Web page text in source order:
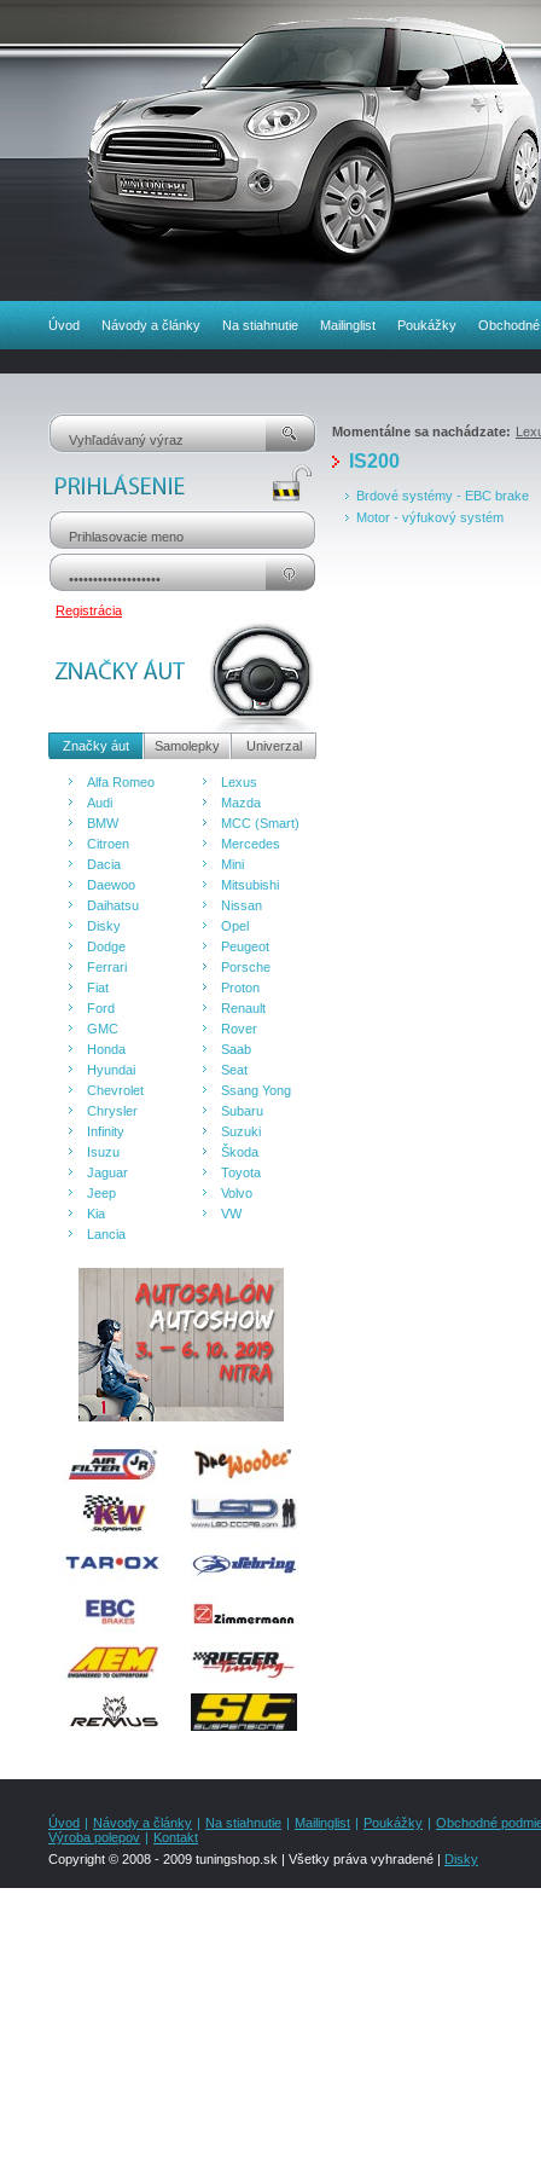
Úvod Návody a články Na stiahnutie Mailinglist Poukážky
Registrácia
Značky áut Samolepky Univerzal
Alfa Romeo
Audi
BMW
Citroen
Dacia
Daewoo
Daihatsu
Disky
Dodge
Ferrari
Fiat
Ford
GMC
Honda
Hyundai
Chevrolet
Chrysler
Infinity
Isuzu
Jaguar
Jeep
Kia
Lancia
Lexus
Mazda
MCC (Smart)
Mercedes
Mini
Mitsubishi
Nissan
Opel
Peugeot
Porsche
Proton
Renault
Rover
Saab
Seat
Ssang Yong
Subaru
Suzuki
Škoda
Toyota
Volvo
VW
Momentálne sa nachádzate:
IS200
Brdové systémy - EBC brake
Motor - výfukový systém
Úvod | Návody a články | Na stiahnutie | Mailinglist | Poukážky | Obchodné
Výroba polepov | Kontakt
Copyright © 2008 - 2009 tuningshop.sk | Všetky práva vyhradené | Disky